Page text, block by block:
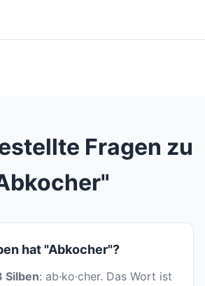
Fragen zu
hat "Abkocher"?
Silben: ab·ko·cher. Das Wort ist